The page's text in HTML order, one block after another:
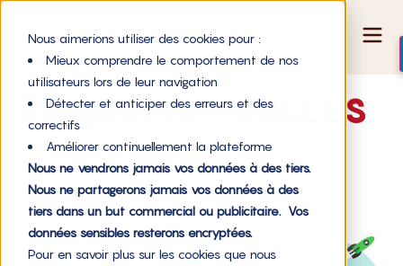
Nous aimerions utiliser des cookies pour :
Mieux comprendre le comportement de nos
utilisateurs lors de leur navigation
Détecter et anticiper des erreurs et des
correctifs
Améliorer continuellement la plateforme
Nous ne vendrons jamais vos données à des tiers.
Nous ne partagerons jamais vos données à des
tiers dans un but commercial ou publicitaire. Vos
données sensibles resterons encryptées.
Pour en savoir plus sur les cookies que nous
Étiquette :succès
L’après-campagne : nouveau départ et nouvelles perspectives